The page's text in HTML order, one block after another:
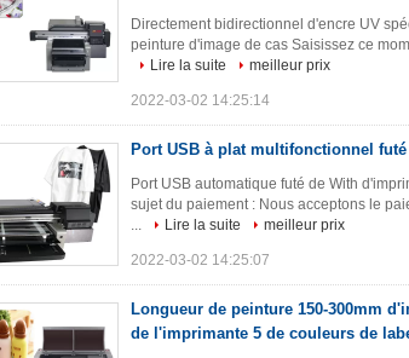
Directement bidirectionnel d'encre UV
peinture d'image de cas Saisissez ce
Lire la suite
meilleur prix
2022-03-02 14:25:14
Port USB à plat multifonctionnel
Port USB automatique futé de With
sujet du paiement : Nous acceptons le
...
Lire la suite meilleur prix
2022-03-02 14:25:07
Longueur de peinture 150-300mm
de l'imprimante 5 de couleurs de